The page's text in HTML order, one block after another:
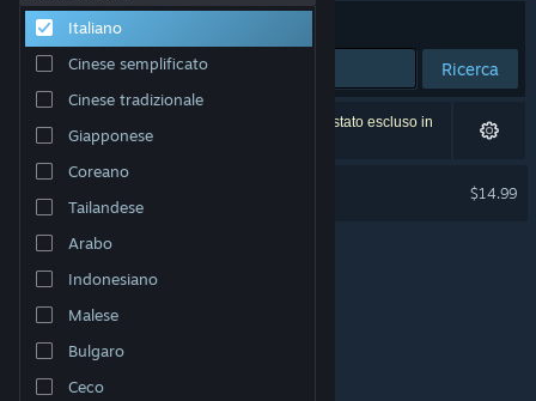
Assistenza
Cambia la lingua
Ottieni l'app mobile di Steam
Visualizza il sito web per desktop
Italiano
Cinese semplificato
Cinese tradizionale
Giapponese
Coreano
Tailandese
Arabo
Indonesiano
Malese
Bulgaro
Ceco
Ordina per Rilevanza
Ricerca
1 risultato corrisponde alla tua ricerca. 1 titolo è stato escluso in
base alle tue preferenze.
$14.99